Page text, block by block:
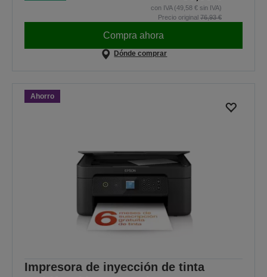
con IVA (49,58 € sin IVA)
Precio original 76,93 €
Compra ahora
Dónde comprar
Ahorro
Impresora de inyección de tinta